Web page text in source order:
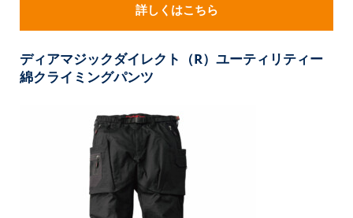
詳しくはこちら
ディアマジックダイレクト（R）ユーティリティー
綿クライミングパンツ